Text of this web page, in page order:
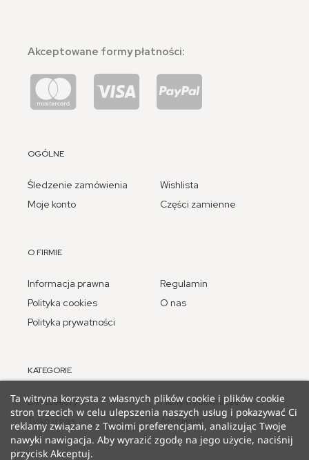
Akceptowane formy płatności:
OGÓLNE
Śledzenie zamówienia
Moje konto
Wishlista
Części zamienne
O FIRMIE
Informacja prawna
Polityka cookies
Polityka prywatności
Regulamin
O nas
KATEGORIE
Bestsellery
Tylko u nas
Plany wydawnicze
Archiwum
Ta witryna korzysta z własnych plików cookie i plików cookie
stron trzecich w celu ulepszenia naszych usług i pokazywać Ci
reklamy związane z Twoimi preferencjami, analizując Twoje
nawyki nawigacja. Aby wyrazić zgodę na jego użycie, naciśnij
przycisk Akceptuj.